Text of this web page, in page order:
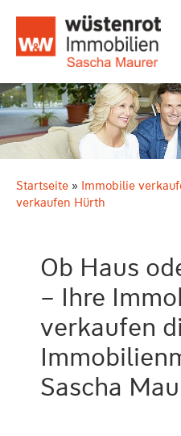
Startseite » Immobilie
verkaufen Hürth
Ob Haus
– Ihre
verkaufen
Sascha